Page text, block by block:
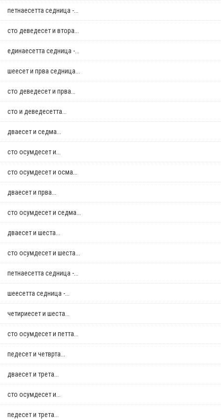
петнаесетта седница -...
сто деведесет и втора...
единаесетта седница -...
шеесет и прва седница...
сто деведесет и прва...
сто и деведесетта...
дваесет и седма...
сто осумдесет и...
сто осумдесет и осма...
дваесет и прва...
сто осумдесет и седма...
дваесет и шеста...
сто осумдесет и шеста...
петнаесетта седница -...
шеесетта седница -...
четириесет и шеста...
сто осумдесет и петта...
педесет и четврта...
дваесет и трета...
сто осумдесет и...
педесет и трета...